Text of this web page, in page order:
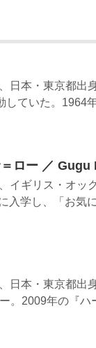
日本・東京都出
していた。1964
ロー ／ Gugu
イギリス・オッ
入学し、「お気
日本・東京都出
。2009年の『ハ